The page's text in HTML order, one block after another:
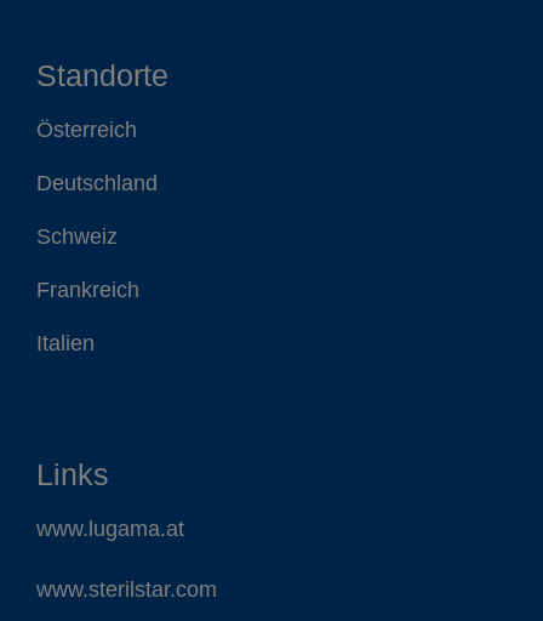
Standorte
Österreich
Deutschland
Schweiz
Frankreich
Italien
Links
www.lugama.at
www.sterilstar.com